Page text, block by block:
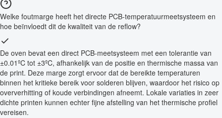
Welke foutmarge heeft het directe PCB-temperatuurmeetsysteem en
hoe beïnvloedt dit de kwaliteit van de reflow?
De oven bevat een direct PCB-meetsysteem met een tolerantie van
±0.01ºC tot ±3ºC, afhankelijk van de positie en thermische massa van
de print. Deze marge zorgt ervoor dat de bereikte temperaturen
binnen het kritieke bereik voor solderen blijven, waardoor het risico op
oververhitting of koude verbindingen afneemt. Lokale variaties in zeer
dichte printen kunnen echter fijne afstelling van het thermische profiel
vereisen.